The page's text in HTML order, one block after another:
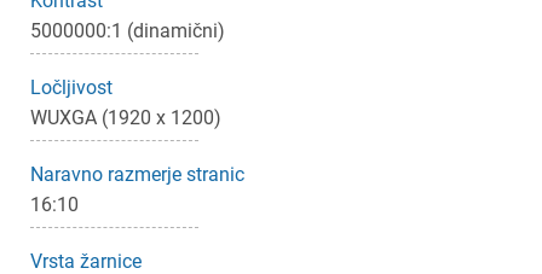
5000000:1 (dinamični)
Ločljivost
WUXGA (1920 x 1200)
Naravno razmerje stranic
16:10
Vrsta žarnice